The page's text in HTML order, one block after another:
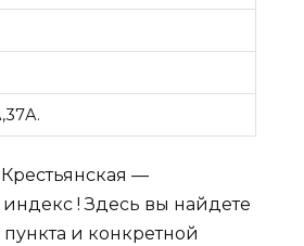
—
! Здесь вы найдете
и конкретной